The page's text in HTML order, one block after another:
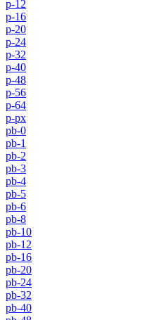
p-12
p-16
p-20
p-24
p-32
p-40
p-48
p-56
p-64
p-px
pb-0
pb-1
pb-2
pb-3
pb-4
pb-5
pb-6
pb-8
pb-10
pb-12
pb-16
pb-20
pb-24
pb-32
pb-40